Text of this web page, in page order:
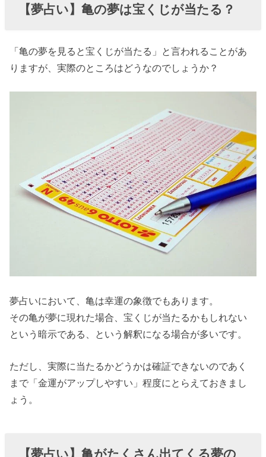
【夢占い】亀の夢は宝くじが当たる？
「亀の夢を見ると宝くじが当たる」と言われることがあ
りますが、実際のところはどうなのでしょうか？
夢占いにおいて、亀は幸運の象徴でもあります。
その亀が夢に現れた場合、宝くじが当たるかもしれない
という暗示である、という解釈になる場合が多いです。
ただし、実際に当たるかどうかは確証できないのであく
まで「金運がアップしやすい」程度にとらえておきまし
ょう。
【夢占い】亀がたくさん出てくる夢の